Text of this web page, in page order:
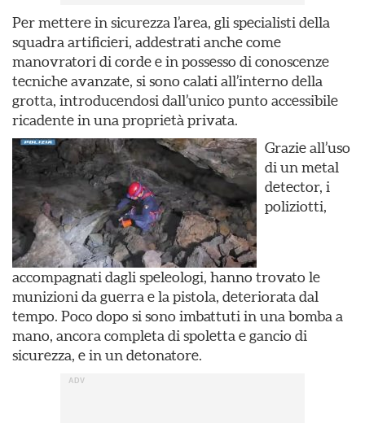
Per mettere in sicurezza l’area, gli specialisti della
squadra artificieri, addestrati anche come
manovratori di corde e in possesso di conoscenze
tecniche avanzate, si sono calati all’interno della
grotta, introducendosi dall’unico punto accessibile
ricadente in una proprietà privata.
Grazie all’uso
di un metal
detector, i
poliziotti,
accompagnati dagli speleologi, hanno trovato le
munizioni da guerra e la pistola, deteriorata dal
tempo. Poco dopo si sono imbattuti in una bomba a
mano, ancora completa di spoletta e gancio di
sicurezza, e in un detonatore.